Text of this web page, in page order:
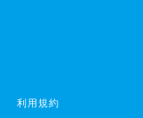
利用規約